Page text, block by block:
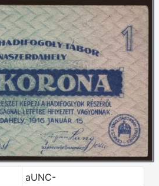
aUNC-